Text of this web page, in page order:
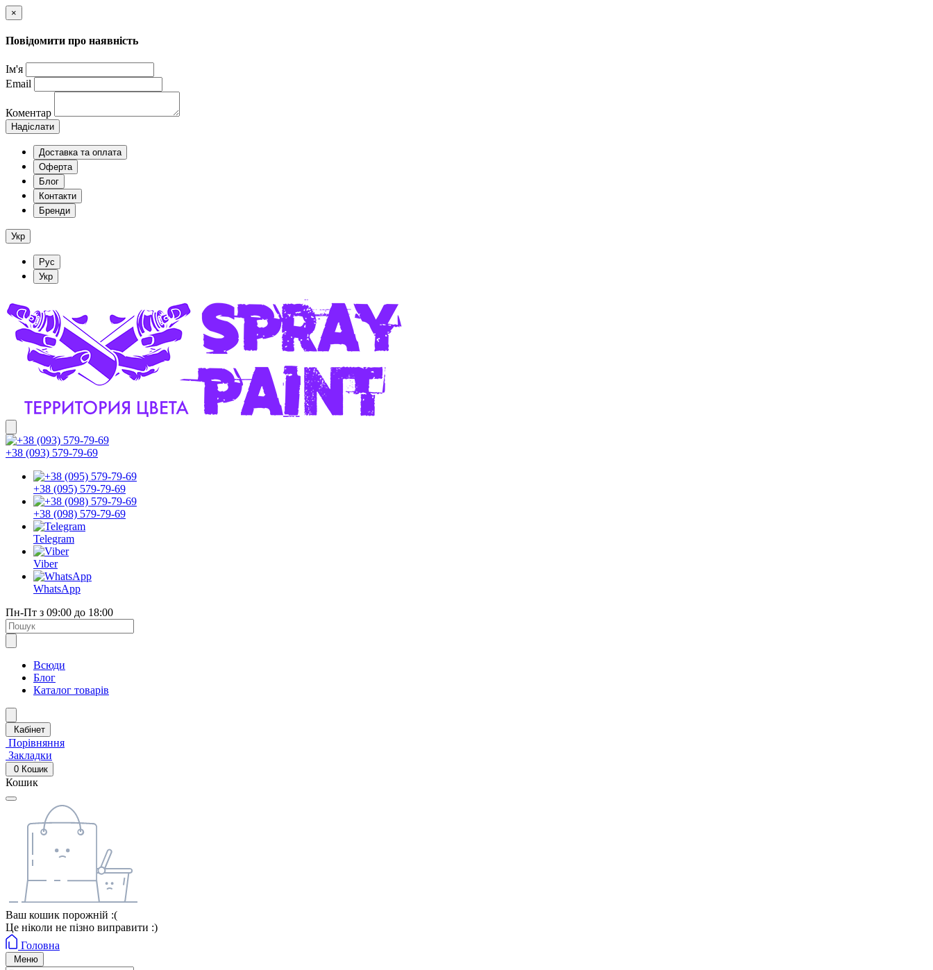
×
Повідомити про наявність
Ім'я
Email
Коментар
Надіслати
Доставка та оплата
Оферта
Блог
Контакти
Бренди
Укр
Рус
Укр
+38 (093) 579-79-69
+38 (095) 579-79-69
+38 (098) 579-79-69
Telegram
Viber
WhatsApp
Пн-Пт з 09:00 до 18:00
Всюди
Блог
Каталог товарів
Кабінет
Порівняння
Закладки
0 Кошик
Кошик
Ваш кошик порожній :(
Це ніколи не пізно виправити :)
Головна
Меню